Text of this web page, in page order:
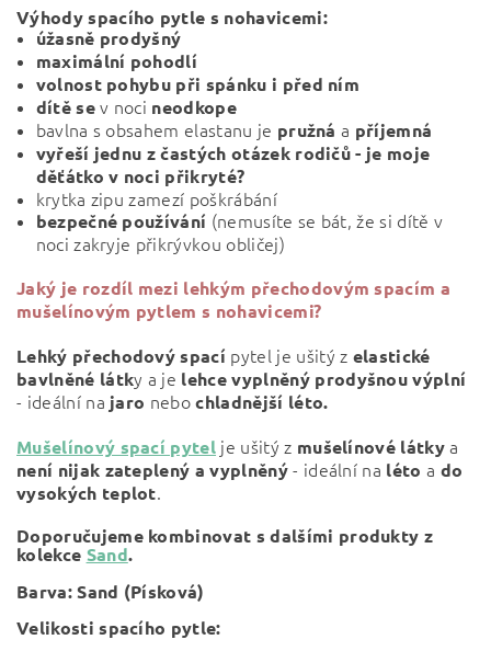
Výhody spacího pytle s nohavicemi:
úžasně prodyšný
maximální pohodlí
volnost pohybu při spánku i před ním
dítě sev noci neodkope
bavlna s obsahem elastanu je pružná a příjemná
vyřeší jednu z častých otázek rodičů - je moje
děťátko v noci přikryté?
krytka zipu zamezí poškrábání
bezpečné používání (nemusíte se bát, že si dítě v
noci zakryje přikrývkou obličej)
Jaký je rozdíl mezi lehkým přechodovým spacím a
mušelínovým pytlem s nohavicemi?
Lehký přechodový spací pytel je ušitý z elastické
bavlněné látky a je lehce vyplněný prodyšnou výplní
- ideální na jaro nebochladnější léto.
Mušelínový spací pytel je ušitý z mušelínové látkya
není nijak zateplený a vyplněný- ideální na léto a do
vysokých teplot.
Doporučujeme kombinovat s dalšími produkty z
kolekce Sand.
Barva: Sand (Písková)
Velikosti spacího pytle: